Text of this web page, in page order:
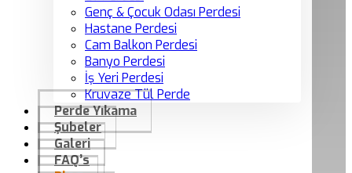
Genç & Çocuk Odası Perdesi
Hastane Perdesi
Cam Balkon Perdesi
Banyo Perdesi
İş Yeri Perdesi
Kruvaze Tül Perde
Perde Yıkama
Şubeler
Galeri
FAQ’s